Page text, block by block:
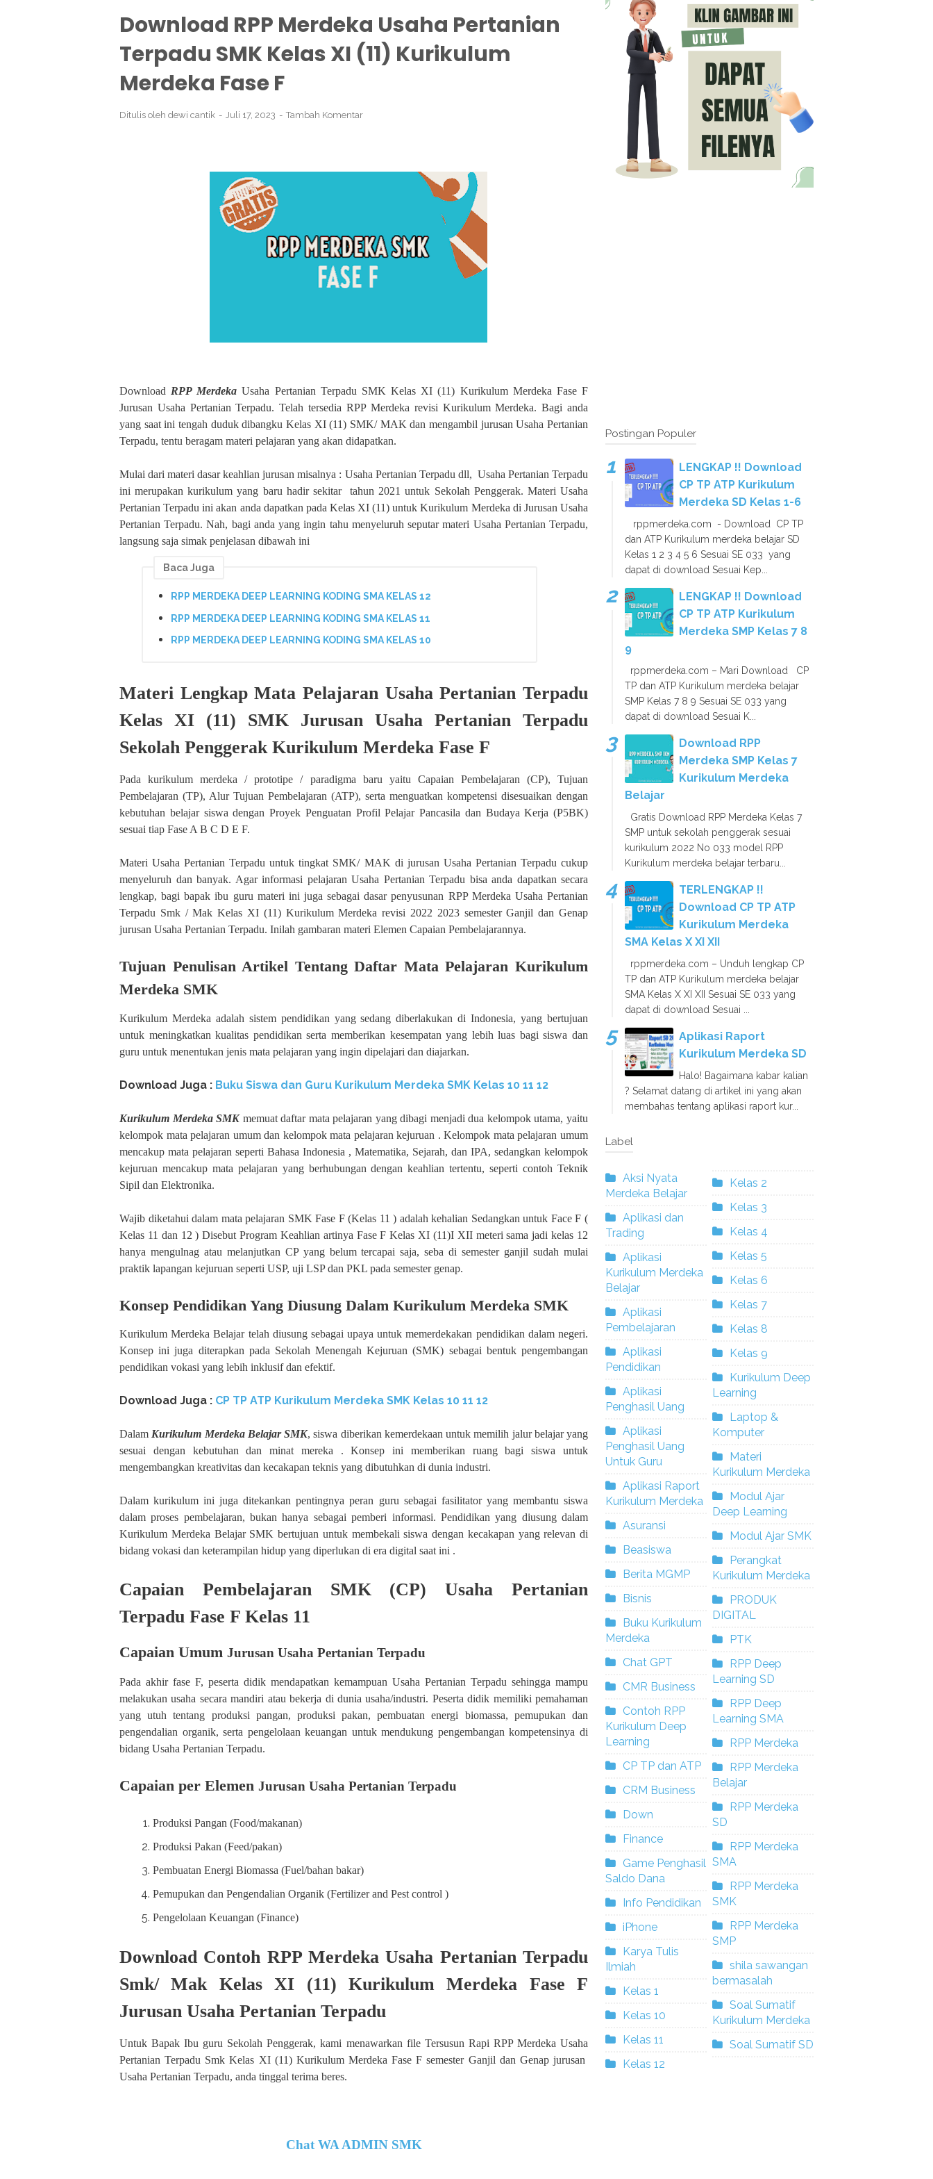
Download RPP Merdeka Usaha Pertanian
Terpadu SMK Kelas XI (11) Kurikulum
Merdeka Fase F
Ditulis oleh dewi cantik Juli 17, 2023 Tambah Komentar
DownloadRPP Merdeka Usaha Pertanian Terpadu SMK Kelas XI (11) Kurikulum Merdeka Fase F
Jurusan Usaha Pertanian Terpadu. Telah tersedia RPP Merdeka revisi Kurikulum Merdeka. Bagi anda
yang saat ini tengah duduk dibangku Kelas XI (11) SMK/ MAK dan mengambil jurusan Usaha Pertanian
Terpadu, tentu beragam materi pelajaran yang akan didapatkan.
Mulai dari materi dasar keahlian jurusan misalnya : Usaha Pertanian Terpadu dll, Usaha Pertanian Terpadu
ini merupakan kurikulum yang baru hadir sekitar
tahun 2021 untuk Sekolah Penggerak. Materi Usaha
Pertanian Terpadu ini akan anda dapatkan pada Kelas XI (11) untuk Kurikulum Merdeka di Jurusan Usaha
Pertanian Terpadu. Nah, bagi anda yang ingin tahu menyeluruh seputar materi Usaha Pertanian Terpadu,
langsung saja simak penjelasan dibawah ini
Baca Juga
RPP MERDEKA DEEP LEARNING KODING SMA KELAS 12
RPP MERDEKA DEEP LEARNING KODING SMA KELAS 11
RPP MERDEKA DEEP LEARNING KODING SMA KELAS 10
Materi Lengkap Mata Pelajaran Usaha Pertanian Terpadu
Kelas XI (11) SMK Jurusan Usaha Pertanian Terpadu
Sekolah Penggerak Kurikulum Merdeka Fase F
Pada kurikulum merdeka / prototipe / paradigma baru yaitu Capaian Pembelajaran (CP), Tujuan
Pembelajaran (TP), Alur Tujuan Pembelajaran (ATP), serta menguatkan kompetensi disesuaikan dengan
kebutuhan belajar siswa dengan Proyek Penguatan Profil Pelajar Pancasila dan Budaya Kerja (P5BK)
sesuai tiap Fase A B C D E F.
Materi Usaha Pertanian Terpadu untuk tingkat SMK/ MAK di jurusan Usaha Pertanian Terpadu cukup
menyeluruh dan banyak. Agar informasi pelajaran Usaha Pertanian Terpadu bisa anda dapatkan secara
lengkap, bagi bapak ibu guru materi ini juga sebagai dasar penyusunan RPP Merdeka Usaha Pertanian
Terpadu Smk / Mak Kelas XI (11) Kurikulum Merdeka revisi 2022 2023 semester Ganjil dan Genap
jurusan Usaha Pertanian Terpadu. Inilah gambaran materi Elemen Capaian Pembelajarannya.
Tujuan Penulisan Artikel Tentang Daftar Mata Pelajaran Kurikulum
Merdeka SMK
Kurikulum Merdeka adalah sistem pendidikan yang sedang diberlakukan di Indonesia, yang bertujuan
untuk meningkatkan kualitas pendidikan serta memberikan kesempatan yang lebih luas bagi siswa dan
guru untuk menentukan jenis mata pelajaran yang ingin dipelajari dan diajarkan.
Download Juga : Buku Siswa dan Guru Kurikulum Merdeka SMK Kelas 10 11 12
Kurikulum Merdeka SMKmemuat daftar mata pelajaran yang dibagi menjadi dua kelompok utama, yaitu
kelompok mata pelajaran umum dan kelompok mata pelajaran kejuruan . Kelompok mata pelajaran umum
mencakup mata pelajaran seperti Bahasa Indonesia , Matematika, Sejarah, dan IPA, sedangkan kelompok
kejuruan mencakup mata pelajaran yang berhubungan dengan keahlian tertentu, seperti contoh Teknik
Sipil dan Elektronika.
Wajib diketahui dalam mata pelajaran SMK Fase F (Kelas 11 ) adalah kehalian Sedangkan untuk Face F (
Kelas 11 dan 12 ) Disebut Program Keahlian artinya Fase F Kelas XI (11)I XII meteri sama jadi kelas 12
hanya mengulnag atau melanjutkan CP yang belum tercapai saja, seba di semester ganjil sudah mulai
praktik lapangan kejuruan seperti USP, uji LSP dan PKL pada semester genap.
Konsep Pendidikan Yang Diusung Dalam Kurikulum Merdeka SMK
Kurikulum Merdeka Belajar telah diusung sebagai upaya untuk memerdekakan pendidikan dalam negeri.
Konsep ini juga diterapkan pada Sekolah Menengah Kejuruan (SMK) sebagai bentuk pengembangan
pendidikan vokasi yang lebih inklusif dan efektif.
Download Juga : CP TP ATP Kurikulum Merdeka SMK Kelas 10 11 12
Dalam Kurikulum Merdeka Belajar SMK, siswa diberikan kemerdekaan untuk memilih jalur belajar yang
sesuai dengan kebutuhan dan minat mereka . Konsep ini memberikan ruang bagi siswa untuk
mengembangkan kreativitas dan kecakapan teknis yang dibutuhkan di dunia industri.
Dalam kurikulum ini juga ditekankan pentingnya peran guru sebagai fasilitator yang membantu siswa
dalam proses pembelajaran, bukan hanya sebagai pemberi informasi. Pendidikan yang diusung dalam
Kurikulum Merdeka Belajar SMK bertujuan untuk membekali siswa dengan kecakapan yang relevan di
bidang vokasi dan keterampilan hidup yang diperlukan di era digital saat ini .
Capaian Pembelajaran SMK (CP) Usaha Pertanian
Terpadu Fase F Kelas 11
Capaian Umum Jurusan Usaha Pertanian Terpadu
Pada akhir fase F, peserta didik mendapatkan kemampuan Usaha Pertanian Terpadu sehingga mampu
melakukan usaha secara mandiri atau bekerja di dunia usaha/industri. Peserta didik memiliki pemahaman
yang utuh tentang produksi pangan, produksi pakan, pembuatan energi biomassa, pemupukan dan
pengendalian organik, serta pengelolaan keuangan untuk mendukung pengembangan kompetensinya di
bidang Usaha Pertanian Terpadu.
Capaian per Elemen Jurusan Usaha Pertanian Terpadu
Produksi Pangan (Food/makanan)
Produksi Pakan (Feed/pakan)
Pembuatan Energi Biomassa (Fuel/bahan bakar)
Pemupukan dan Pengendalian Organik (Fertilizer and Pest control )
Pengelolaan Keuangan (Finance)
Download Contoh RPP Merdeka Usaha Pertanian Terpadu
Smk/ Mak Kelas XI (11) Kurikulum Merdeka Fase F
Jurusan Usaha Pertanian Terpadu
Untuk Bapak Ibu guru Sekolah Penggerak, kami menawarkan file Tersusun Rapi RPP Merdeka Usaha
Pertanian Terpadu Smk Kelas XI (11) Kurikulum Merdeka Fase F semester Ganjil dan Genap jurusan
Usaha Pertanian Terpadu, anda tinggal terima beres.
Chat WA ADMIN SMK
Postingan Populer
LENGKAP !! Download
CP TP ATP Kurikulum
Merdeka SD Kelas 1-6
rppmerdeka.com - Download CP TP
dan ATP Kurikulum merdeka belajar SD
Kelas 1 2 3 4 5 6 Sesuai SE 033 yang
dapat di download Sesuai Kep...
LENGKAP !! Download
CP TP ATP Kurikulum
Merdeka SMP Kelas 7 8
9
rppmerdeka.com – Mari Download CP
TP dan ATP Kurikulum merdeka belajar
SMP Kelas 7 8 9 Sesuai SE 033 yang
dapat di download Sesuai K...
Download RPP
Merdeka SMP Kelas 7
Kurikulum Merdeka
Belajar
Gratis Download RPP Merdeka Kelas 7
SMP untuk sekolah penggerak sesuai
kurikulum 2022 No 033 model RPP
Kurikulum merdeka belajar terbaru...
TERLENGKAP !!
Download CP TP ATP
Kurikulum Merdeka
SMA Kelas X XI XII
rppmerdeka.com – Unduh lengkap CP
TP dan ATP Kurikulum merdeka belajar
SMA Kelas X XI XII Sesuai SE 033 yang
dapat di download Sesuai ...
Aplikasi Raport
Kurikulum Merdeka SD
Halo! Bagaimana kabar kalian
? Selamat datang di artikel ini yang akan
membahas tentang aplikasi raport kur...
Label
Aksi Nyata
Merdeka Belajar
Aplikasi dan
Trading
Aplikasi
Kurikulum Merdeka
Belajar
Aplikasi
Pembelajaran
Aplikasi
Pendidikan
Aplikasi
Penghasil Uang
Aplikasi
Penghasil Uang
Untuk Guru
Aplikasi Raport
Kurikulum Merdeka
Asuransi
Beasiswa
Berita MGMP
Bisnis
Buku Kurikulum
Merdeka
Chat GPT
CMR Business
Contoh RPP
Kurikulum Deep
Learning
CP TP dan ATP
CRM Business
Down
Finance
Game Penghasil
Saldo Dana
Info Pendidikan
iPhone
Karya Tulis
Ilmiah
Kelas 1
Kelas 10
Kelas 11
Kelas 12
Kelas 2
Kelas 3
Kelas 4
Kelas 5
Kelas 6
Kelas 7
Kelas 8
Kelas 9
Kurikulum Deep
Learning
Laptop &
Komputer
Materi
Kurikulum Merdeka
Modul Ajar
Deep Learning
Modul Ajar SMK
Perangkat
Kurikulum Merdeka
PRODUK
DIGITAL
PTK
RPP Deep
Learning SD
RPP Deep
Learning SMA
RPP Merdeka
RPP Merdeka
Belajar
RPP Merdeka
SD
RPP Merdeka
SMA
RPP Merdeka
SMK
RPP Merdeka
SMP
shila sawangan
bermasalah
Soal Sumatif
Kurikulum Merdeka
Soal Sumatif SD